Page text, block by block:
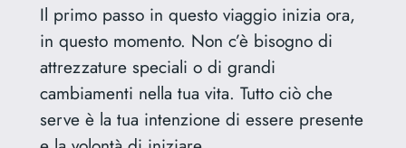
Il primo passo in questo viaggio inizia ora,
in questo momento. Non c’è bisogno di
attrezzature speciali o di grandi
cambiamenti nella tua vita. Tutto ciò che
serve è la tua intenzione di essere presente